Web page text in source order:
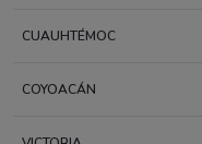
CUAUHTÉMOC
COYOACÁN